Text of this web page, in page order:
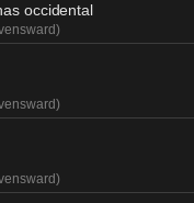
occidental